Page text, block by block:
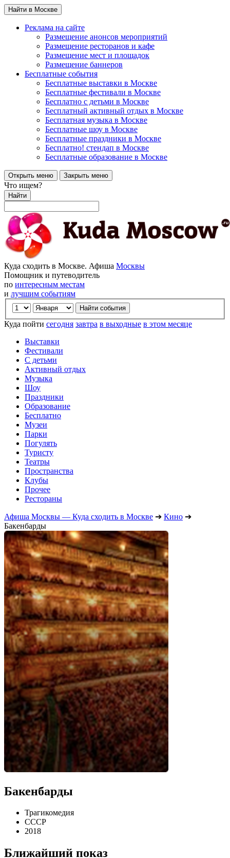
Найти в Москве
Реклама на сайте
Размещение анонсов мероприятий
Размещение ресторанов и кафе
Размещение мест и площадок
Размещение баннеров
Бесплатные события
Бесплатные выставки в Москве
Бесплатные фестивали в Москве
Бесплатно с детьми в Москве
Бесплатный активный отдых в Москве
Бесплатная музыка в Москве
Бесплатные шоу в Москве
Бесплатные праздники в Москве
Бесплатно! стендап в Москве
Бесплатные образование в Москве
Открыть меню Закрыть меню
Что ищем?
Найти
Куда сходить в Москве. Афиша Москвы
Помощник и путеводитель
по интересным местам
и лучшим событиям
Куда пойти сегодня завтра в выходные в этом месяце
Выставки
Фестивали
С детьми
Активный отдых
Музыка
Шоу
Праздники
Образование
Бесплатно
Музеи
Парки
Погулять
Туристу
Театры
Пространства
Клубы
Прочее
Рестораны
Афиша Москвы — Куда сходить в Москве ➔ Кино ➔
Бакенбарды
Бакенбарды
Трагикомедия
СССР
2018
Ближайший показ